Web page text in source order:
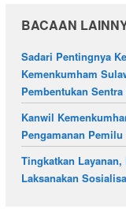
BACAAN
Sadari Pentingnya
Kemenkumham
Pembentukan Sentra
Kanwil
Pengamanan Pemilu
Tingkatkan
Laksanakan